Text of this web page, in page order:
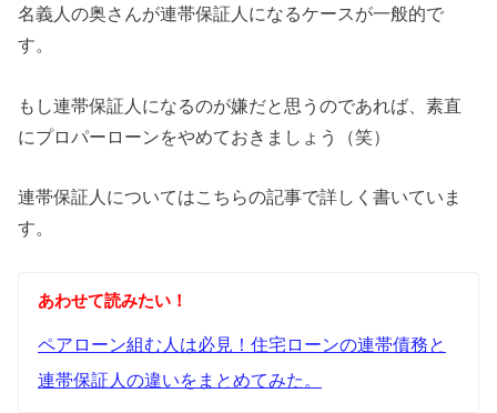
名義人の奥さんが連帯保証人になるケースが一般的で
す。
もし連帯保証人になるのが嫌だと思うのであれば、素直
にプロパーローンをやめておきましょう（笑）
連帯保証人についてはこちらの記事で詳しく書いていま
す。
あわせて読みたい！
ペアローン組む人は必見！住宅ローンの連帯債務と
連帯保証人の違いをまとめてみた。